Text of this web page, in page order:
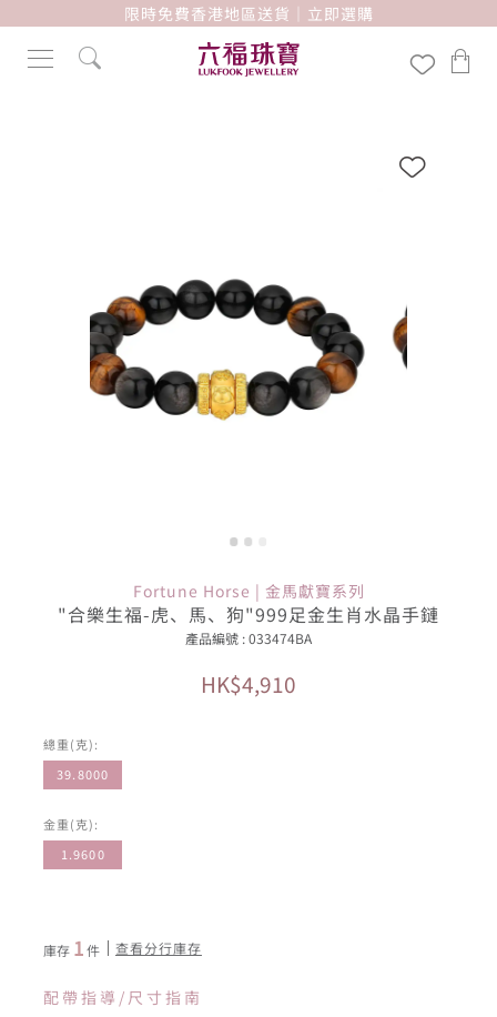
限時免費香港地區送貨｜立即選購
Fortune Horse | 金馬獻寶系列
"合樂生福-虎、馬、狗"999足金生肖水晶手鏈
產品編號 : 033474BA
HK$4,910
總重(克):
39.8000
金重(克):
1.9600
庫存 1件 查看分行庫存
配帶指導/尺寸指南